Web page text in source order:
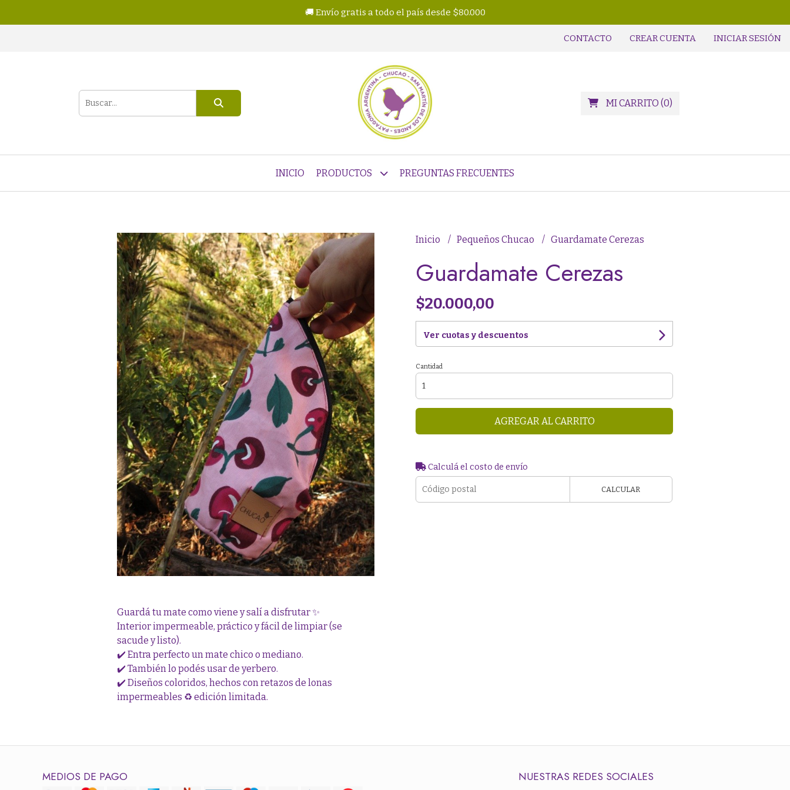
🚚 Envío gratis a todo el país desde $80.000
CONTACTO CREAR CUENTA INICIAR SESIÓN
MI CARRITO (0)
INICIO PRODUCTOS PREGUNTAS FRECUENTES
Guardá tu mate como viene y salí a disfrutar ✨
Interior impermeable, práctico y fácil de limpiar (se
sacude y listo).
✔️ Entra perfecto un mate chico o mediano.
✔️ También lo podés usar de yerbero.
✔️ Diseños coloridos, hechos con retazos de lonas
impermeables ♻️ edición limitada.
Inicio Pequeños Chucao Guardamate Cerezas
Guardamate Cerezas
$20.000,00
Ver cuotas y descuentos
Cantidad
AGREGAR AL CARRITO
Calculá el costo de envío
CALCULAR
MEDIOS DE PAGO NUESTRAS REDES SOCIALES